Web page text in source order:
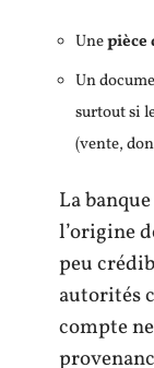
Unepièce
Un
surtout si
(vente,
La
l’origine
peu
autorités
compte